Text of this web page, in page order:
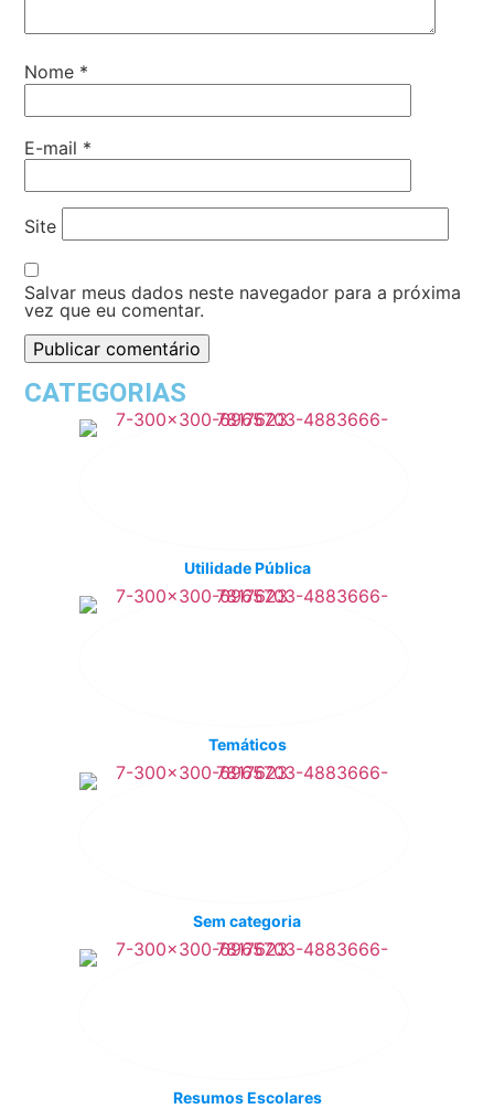
Nome *
E-mail *
Site
Salvar meus dados neste navegador para a próxima
vez que eu comentar.
CATEGORIAS
Utilidade Pública
Temáticos
Sem categoria
Resumos Escolares